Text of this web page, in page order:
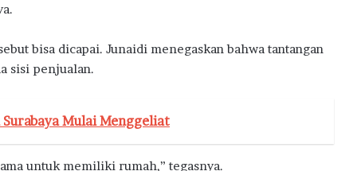
bisa dicapai. Junaidi menegaskan bahwa tantangan
sisi penjualan.
Mulai Menggeliat
untuk memiliki rumah,” tegasnya.